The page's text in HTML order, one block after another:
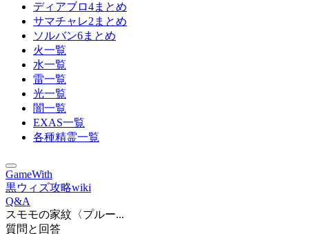
ディアブロ4まとめ
サマチャレ2まとめ
ソルバン6まとめ
火一覧
水一覧
雷一覧
光一覧
闇一覧
EXAS一覧
各種精霊一覧
GameWith
黒ウィズ攻略wiki
Q&A
スモモの家紋〈プルー...
質問と回答